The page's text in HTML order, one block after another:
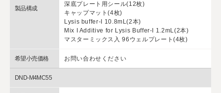
製品構成
深底プレート用シール(12枚)
キャップマット(4枚)
Lysis buffer-I 10.8mL(2本)
Mix I Additive for Lysis Buffer-I 1.2mL(2本)
マスターミックス入 96ウェルプレート(4枚)
希望小売価格 お問い合わせください
DND-M4MC55